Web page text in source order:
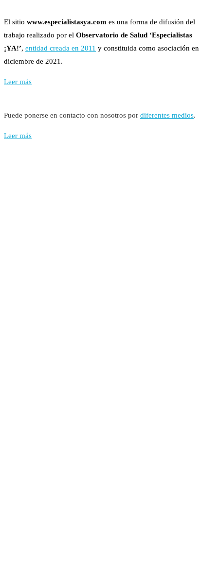
El sitio www.especialistasya.com es una forma de difusión del
trabajo realizado por el Observatorio de Salud ‘Especialistas
¡YA!’, entidad creada en 2011 y constituida como asociación en
diciembre de 2021.
Leer más
Puede ponerse en contacto con nosotros por diferentes medios.
Leer más